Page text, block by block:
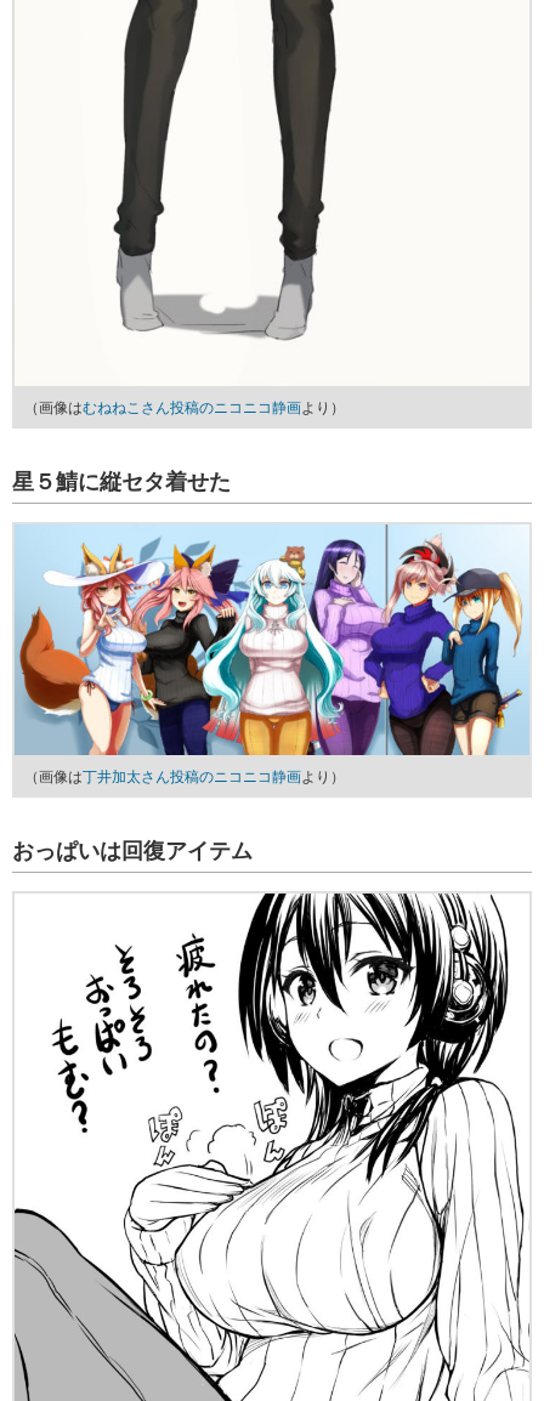
（画像はむねねこさん投稿のニコニコ静画より）
星５鯖に縦セタ着せた
（画像は丁井加太さん投稿のニコニコ静画より）
おっぱいは回復アイテム